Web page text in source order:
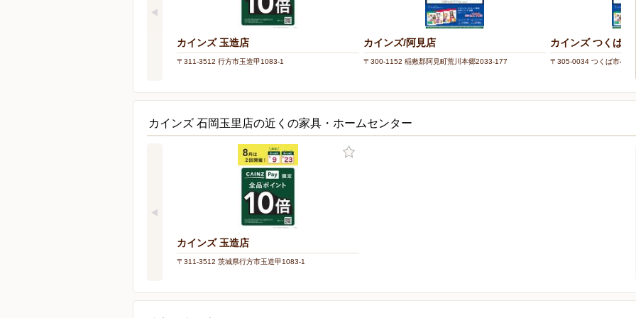
カインズ 玉造店
〒311-3512 行方市玉造甲1083-1
カインズ/阿見店
〒300-1152 稲敷郡阿見町荒川本郷2033-177
カインズ つくば店
〒305-0034 つくば市小野
カインズ 石岡玉里店の近くの家具・ホームセンター
カインズ 玉造店
〒311-3512 茨城県行方市玉造甲1083-1